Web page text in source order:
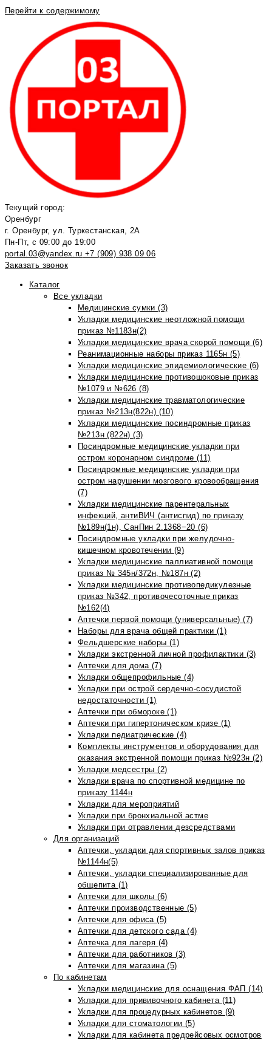
Перейти к содержимому
Текущий город:
Оренбург
г. Оренбург, ул. Туркестанская, 2А
Пн-Пт, с 09:00 до 19:00
portal.03@yandex.ru +7 (909) 938 09 06
Заказать звонок
Каталог
Все укладки
Медицинские сумки (3)
Укладки медицинские неотложной помощи
приказ №1183н(2)
Укладки медицинские врача скорой помощи (6)
Реанимационные наборы приказ 1165н (5)
Укладки медицинские эпидемиологические (6)
Укладки медицинские противошоковые приказ
№1079 и №626 (8)
Укладки медицинские травматологические
приказ №213н(822н) (10)
Укладки медицинские посиндромные приказ
№213н (822н) (3)
Посиндромные медицинские укладки при
остром коронарном синдроме (11)
Посиндромные медицинские укладки при
остром нарушении мозгового кровообращения
(7)
Укладки медицинские парентеральных
инфекций, антиВИЧ (антиспид) по приказу
№189н(1н), СанПин 2.1368−20 (6)
Посиндромные укладки при желудочно-
кишечном кровотечении (9)
Укладки медицинские паллиативной помощи
приказ № 345н/372н, №187н (2)
Укладки медицинские противопедикулезные
приказ №342, противочесоточные приказ
№162(4)
Аптечки первой помощи (универсальные) (7)
Наборы для врача общей практики (1)
Фельдшерские наборы (1)
Укладки экстренной личной профилактики (3)
Аптечки для дома (7)
Укладки общепрофильные (4)
Укладки при острой сердечно-сосудистой
недостаточности (1)
Аптечки при обмороке (1)
Аптечки при гипертоническом кризе (1)
Укладки педиатрические (4)
Комплекты инструментов и оборудования для
оказания экстренной помощи приказ №923н (2)
Укладки медсестры (2)
Укладки врача по спортивной медицине по
приказу 1144н
Укладки для мероприятий
Укладки при бронхиальной астме
Укладки при отравлении дезсредствами
Для организаций
Аптечки, укладки для спортивных залов приказ
№1144н(5)
Аптечки, укладки специализированные для
общепита (1)
Аптечки для школы (6)
Аптечки производственные (5)
Аптечки для офиса (5)
Аптечки для детского сада (4)
Аптечка для лагеря (4)
Аптечки для работников (3)
Аптечки для магазина (5)
По кабинетам
Укладки медицинские для оснащения ФАП (14)
Укладки для прививочного кабинета (11)
Укладки для процедурных кабинетов (9)
Укладки для стоматологии (5)
Укладки для кабинета предрейсовых осмотров